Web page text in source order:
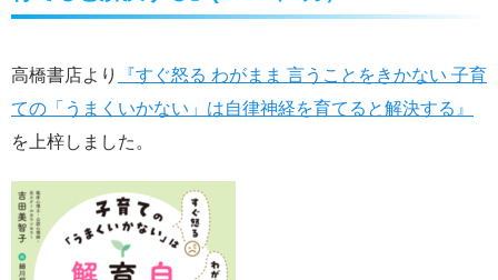
高橋書店より
『すぐ怒る わがまま 言うことをきかない 子育
ての「うまくいかない」は自律神経を育てると解決する』
を上梓しました。